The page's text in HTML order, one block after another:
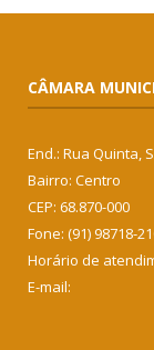
CÂMARA
End.: Rua Quinta,
Bairro: Centro
CEP: 68.870-000
Fone: (91) 98718-
Horário de
E-mail: